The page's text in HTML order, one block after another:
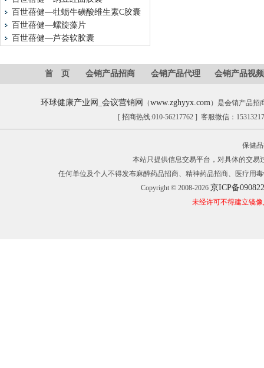
百世蓓健—牡蛎牛磺酸维生素C胶囊
百世蓓健—螺旋藻片
百世蓓健—芦荟软胶囊
首 页 会销产品招商 会销产品代理 会销产品视频
环球健康产业网 会议营销网 （www.zghyyx.com）是会销产品招
[ 招商热线:010-56217762 ] 客服微信：
保健
本站只提供信息交易平台，对具体的交
任何单位及个人不得发布麻醉药品招商、精神药品招商、医疗用
Copyright © 2008-2026 京ICP备
未经许可不得建立镜